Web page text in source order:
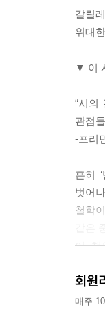
갈릴
위대
▼ 이
“시의
관점
-프리
흔히
벗어
철학
이 책
올해
화해
회원
매주